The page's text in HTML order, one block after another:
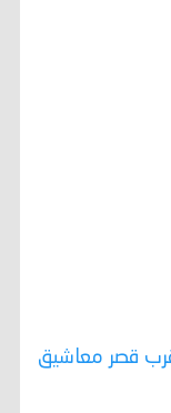
قرب قصر معاشيق